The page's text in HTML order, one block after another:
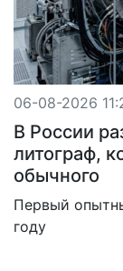
06-08-2026
В России
литограф,
обычного
Первый
году